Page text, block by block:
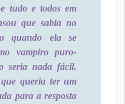
tudo e todos em
que sabia no
quando ela se
vampiro puro-
seria nada fácil.
queria ter um
para a resposta